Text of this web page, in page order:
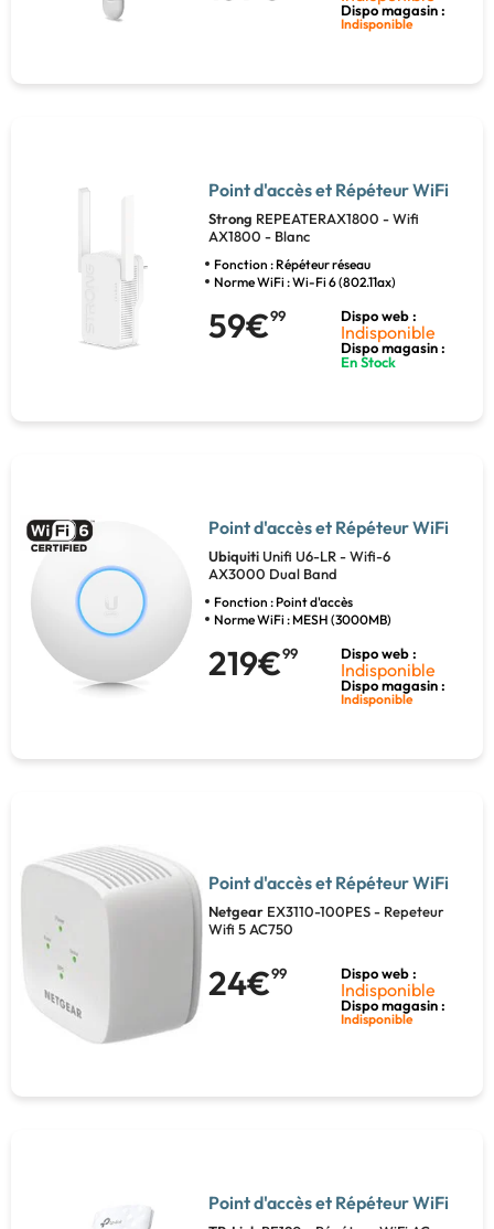
Dispo magasin :
Indisponible
Point d'accès et Répéteur WiFi
Strong REPEATERAX1800 - Wifi
AX1800 - Blanc
Fonction : Répéteur réseau
Norme WiFi : Wi-Fi 6 (802.11ax)
59€99 Dispo web :
Indisponible
Dispo magasin :
En Stock
Point d'accès et Répéteur WiFi
UbiquitiUnifi U6-LR - Wifi-6
AX3000 Dual Band
Fonction : Point d'accès
Norme WiFi : MESH (3000MB)
219€99 Dispo web :
Indisponible
Dispo magasin :
Indisponible
Point d'accès et Répéteur WiFi
Netgear EX3110-100PES - Repeteur
Wifi 5 AC750
24€99 Dispo web :
Indisponible
Dispo magasin :
Indisponible
Point d'accès et Répéteur WiFi